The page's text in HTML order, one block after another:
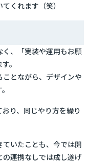
くれます（笑）
、「実装や運用もお願
。
とながら、デザインや
り、同じやり方を繰り
いたことも、今では開
連携なしでは成し遂げ